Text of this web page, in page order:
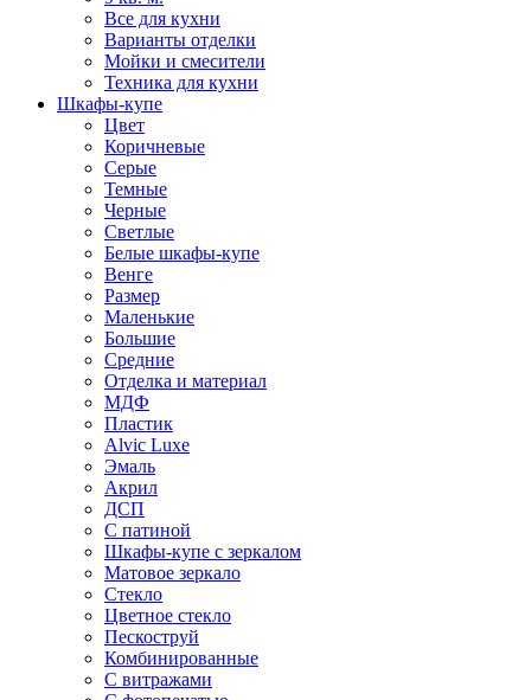
Все для кухни
Варианты отделки
Мойки и смесители
Техника для кухни
Шкафы-купе
Цвет
Коричневые
Серые
Темные
Черные
Светлые
Белые шкафы-купе
Венге
Размер
Маленькие
Большие
Средние
Отделка и материал
МДФ
Пластик
Alvic Luxe
Эмаль
Акрил
ДСП
С патиной
Шкафы-купе с зеркалом
Матовое зеркало
Стекло
Цветное стекло
Пескоструй
Комбинированные
С витражами